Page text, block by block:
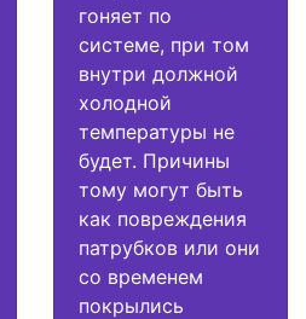
гоняет по
системе, при том
внутри должной
холодной
температуры не
будет. Причины
тому могут быть
как повреждения
патрубков или они
со временем
покрылись